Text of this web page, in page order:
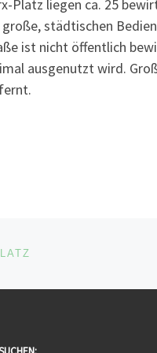
Platz liegen ca. 25
große, städtischen
ist nicht öffentlich
ausgenutzt wird.